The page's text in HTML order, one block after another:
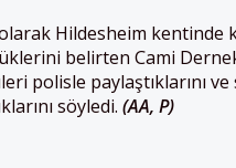
Hildesheim kentinde
belirten Cami Dernek
polisle paylaştıklarını
söyledi. (AA, P)